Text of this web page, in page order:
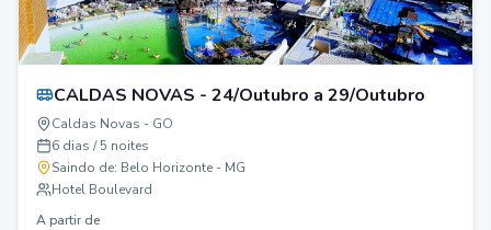
CALDAS NOVAS - 24/Outubro a 29/Outubro
Caldas Novas - GO
6 dias / 5 noites
Saindo de: Belo Horizonte - MG
Hotel Boulevard
A partir de